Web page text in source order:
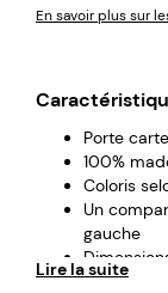
En savoir plus sur
Porte carte
100%
Coloris
Un
gauche
Lire la suite